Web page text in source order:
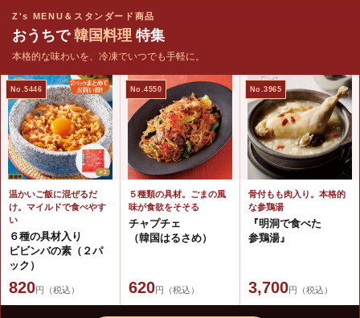
Z's MENU＆スタンダード商品
おうちで 韓国料理 特集
本格的な味わいを、冷凍でいつでも手軽に。
No.5446
温かいご飯に混ぜるだ
け。マイルドで食べやす
い
６種の具材入り
ビビンバの素（２パ
ック）
820円（税込）
No.4550
５種類の具材。ごまの風
味が食欲をそそる
チャプチェ
（韓国はるさめ）
620円（税込）
No.3965
骨付もも肉入り。本格的
な参鶏湯
『明洞で食べた
参鶏湯』
3,700円（税込）